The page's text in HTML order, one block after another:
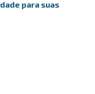
para suas